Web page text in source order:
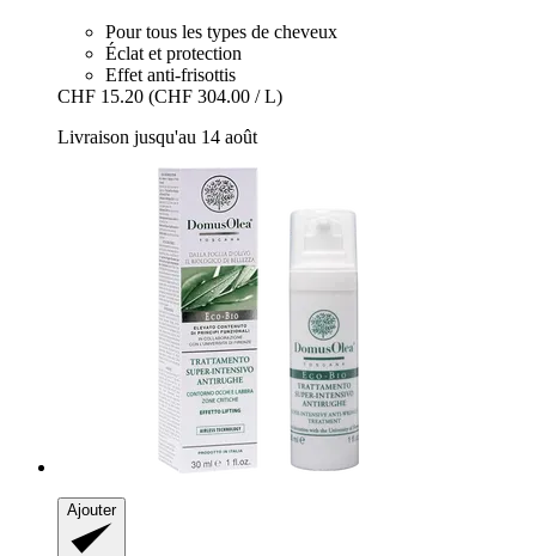
Pour tous les types de cheveux
Éclat et protection
Effet anti-frisottis
CHF 15.20 (CHF 304.00 / L)
Livraison jusqu'au 14 août
Ajouter